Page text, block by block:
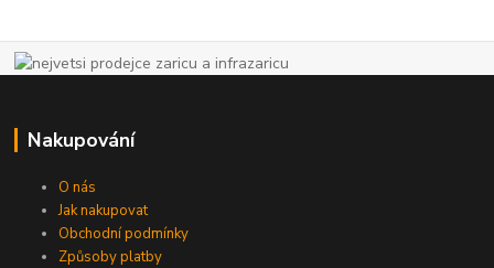
Nakupování
O nás
Jak nakupovat
Obchodní podmínky
Způsoby platby